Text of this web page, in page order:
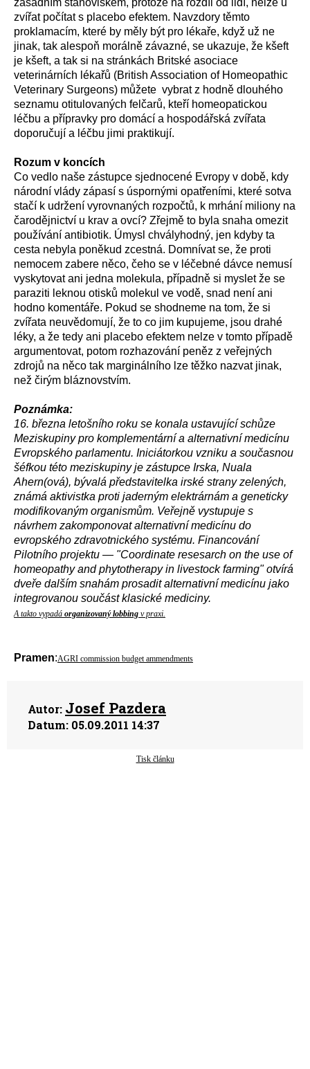
zásadním stanoviskem, protože na rozdíl od lidí, nelze u
zvířat počítat s placebo efektem. Navzdory těmto
proklamacím, které by měly být pro lékaře, když už ne
jinak, tak alespoň morálně závazné, se ukazuje, že kšeft
je kšeft, a tak si na stránkách Britské asociace
veterinárních lékařů (British Association of Homeopathic
Veterinary Surgeons) můžete vybrat z hodně dlouhého
seznamu otitulovaných felčarů, kteří homeopatickou
léčbu a přípravky pro domácí a hospodářská zvířata
doporučují a léčbu jimi praktikují.
Rozum v koncích
Co vedlo naše zástupce sjednocené Evropy v době, kdy
národní vlády zápasí s úspornými opatřeními, které sotva
stačí k udržení vyrovnaných rozpočtů, k mrhání miliony na
čarodějnictví u krav a ovcí? Zřejmě to byla snaha omezit
používání antibiotik. Úmysl chvályhodný, jen kdyby ta
cesta nebyla poněkud zcestná. Domnívat se, že proti
nemocem zabere něco, čeho se v léčebné dávce nemusí
vyskytovat ani jedna molekula, případně si myslet že se
paraziti leknou otisků molekul ve vodě, snad není ani
hodno komentáře. Pokud se shodneme na tom, že si
zvířata neuvědomují, že to co jim kupujeme, jsou drahé
léky, a že tedy ani placebo efektem nelze v tomto případě
argumentovat, potom rozhazování peněz z veřejných
zdrojů na něco tak marginálního lze těžko nazvat jinak,
než čirým bláznovstvím.
Poznámka:
16. března letošního roku se konala ustavující schůze
Meziskupiny pro komplementární a alternativní medicínu
Evropského parlamentu. Iniciátorkou vzniku a současnou
šéfkou této meziskupiny je zástupce Irska, Nuala
Ahern(ová), bývalá představitelka irské strany zelených,
známá aktivistka proti jaderným elektrárnám a geneticky
modifikovaným organismům. Veřejně vystupuje s
návrhem zakomponovat alternativní medicínu do
evropského zdravotnického systému. Financování
Pilotního projektu — "Coordinate resesarch on the use of
homeopathy and phytotherapy in livestock farming" otvírá
dveře dalším snahám prosadit alternativní medicínu jako
integrovanou součást klasické mediciny.
A takto vypadá organizovaný lobbing v praxi.
Pramen:AGRI commission budget ammendments
Autor: Josef Pazdera
Datum: 05.09.2011 14:37
Tisk článku